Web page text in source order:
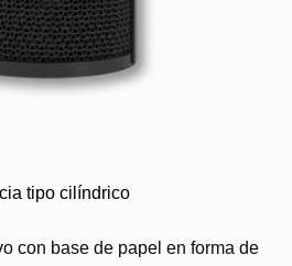
tipo cilíndrico
con base de papel en forma de